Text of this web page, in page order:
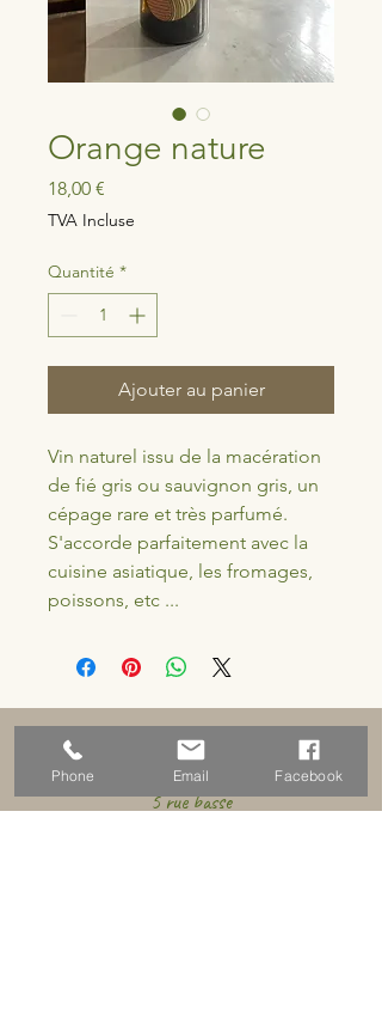
Orange nature
18,00 €
TVA Incluse
Quantité *
Ajouter au panier
Vin naturel issu de la macération
de fié gris ou sauvignon gris, un
cépage rare et très parfumé.
S'accorde parfaitement avec la
cuisine asiatique, les fromages,
poissons, etc ...
Adresse
5 rue basse
Phone Email Facebook